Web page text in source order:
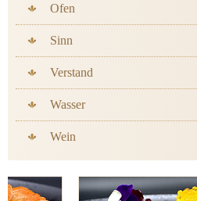
Ofen
Sinn
Verstand
Wasser
Wein